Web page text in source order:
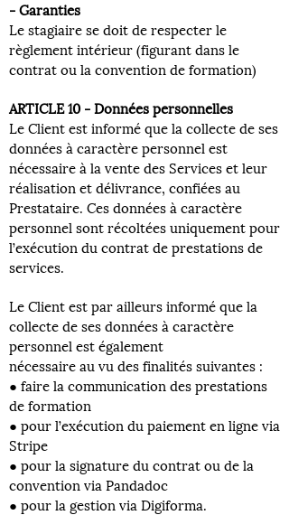
- Garanties
Le stagiaire se doit de respecter le
règlement intérieur (figurant dans le
contrat ou la convention de formation)
ARTICLE 10 - Données personnelles
Le Client est informé que la collecte de ses
données à caractère personnel est
nécessaire à la vente des Services et leur
réalisation et délivrance, confiées au
Prestataire. Ces données à caractère
personnel sont récoltées uniquement pour
l’exécution du contrat de prestations de
services.
Le Client est par ailleurs informé que la
collecte de ses données à caractère
personnel est également
nécessaire au vu des finalités suivantes :
● faire la communication des prestations
de formation
● pour l’exécution du paiement en ligne via
Stripe
● pour la signature du contrat ou de la
convention via Pandadoc
● pour la gestion via Digiforma.